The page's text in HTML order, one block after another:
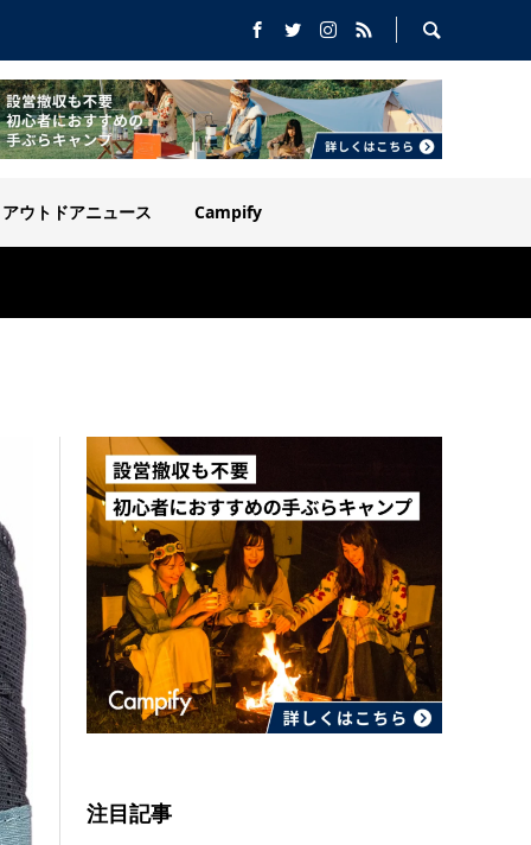
アウトドアニュース Campify
注目記事